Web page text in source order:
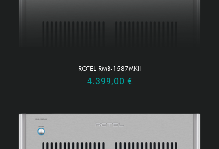
ROTEL RMB-1587MKII
4.399,00 €